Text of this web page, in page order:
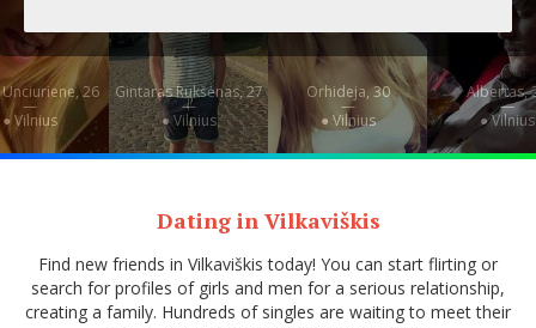
26
—
● Vilnius
Gintaras Rukšėnas, 27
—
● Vilnius
Orhideja, 30
—
● Vilnius
Albertas,
—
● Vilnius
Dating in Vilkaviškis
Find new friends in Vilkaviškis today! You can start flirting or
search for profiles of girls and men for a serious relationship,
creating a family. Hundreds of singles are waiting to meet their